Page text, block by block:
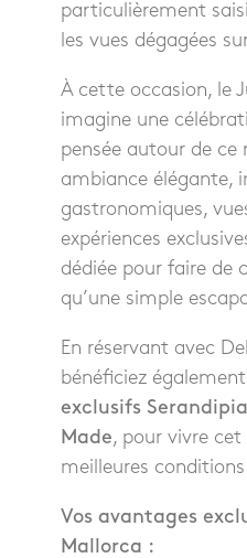
particulièrement
les vues dégagées
À cette occasion, le
imagine une
pensée autour de
ambiance élégante,
gastronomiques,
expériences
dédiée pour faire de
qu’une simple
En réservant avec
bénéficiez
exclusifs
Made, pour vivre
meilleures
Vos avantages
Mallorca :